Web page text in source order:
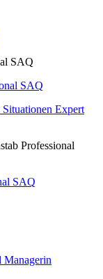
SAQ
SAQ
Situationen Expert
Professional
SAQ
Managerin